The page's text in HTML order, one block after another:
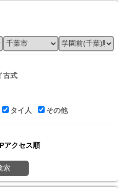
古式
タイ人 その他
アクセス順
索